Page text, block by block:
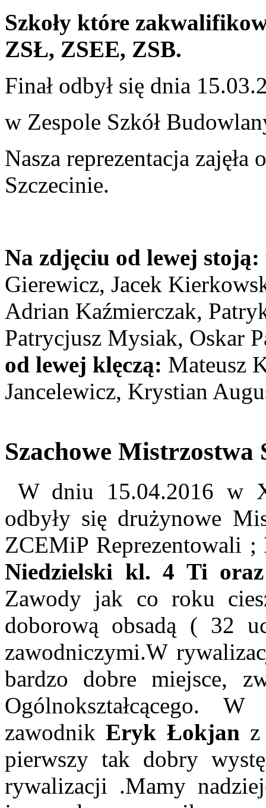
Szkoły które
ZSŁ, ZSEE, ZSB.
Finał odbył się dnia
w Zespole Szkół
Nasza reprezentacja
Szczecinie.
Na zdjęciu od lewej stoją:
Gierewicz, Jacek
Adrian Kaźmierczak,
Patrycjusz Mysiak, Oskar
od lewej klęczą: Mateusz
Jancelewicz, Krystian
Szachowe Mistrzostwa
W dniu 15.04.2016 w
odbyły się drużynowe
ZCEMiP Reprezentowali ;
Niedzielski kl. 4 Ti
Zawody jak co roku
doborową obsadą ( 32
zawodniczymi.W
bardzo dobre miejsce,
Ogólnokształcącego.
zawodnikEryk Łokjan
pierwszy tak dobry
rywalizacji .Mamy